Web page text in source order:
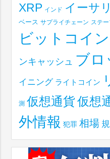
XRP インド イーサ
ベース サプライチェーン ステ
ビットコイン
ンキャッシュ ブロ
イニング ライトコイン
測 仮想通貨仮想
外情報 犯罪 相場